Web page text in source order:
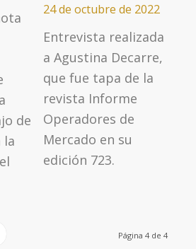
de
la
24 de octubre de 2022
Entrevista realizada
a Agustina Decarre,
que fue tapa de la
revista Informe
Operadores de
Mercado en su
edición 723.
Página 4 de 4